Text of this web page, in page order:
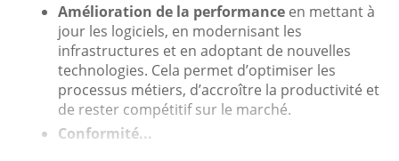
Amélioration de la performance en mettant à
jour les logiciels, en modernisant les
infrastructures et en adoptant de nouvelles
technologies. Cela permet d’optimiser les
processus métiers, d’accroître la productivité et
de rester compétitif sur le marché.
Conformité...